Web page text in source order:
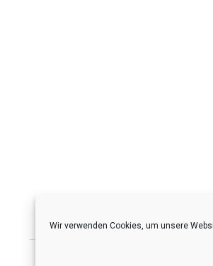
Wir verwenden Cookies, um unsere